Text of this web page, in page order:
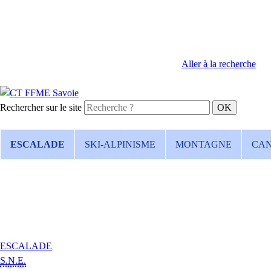
Aller à la recherche
Rechercher sur le site
ESCALADE SKI-ALPINISME MONTAGNE
ESCALADE
S.N.E.